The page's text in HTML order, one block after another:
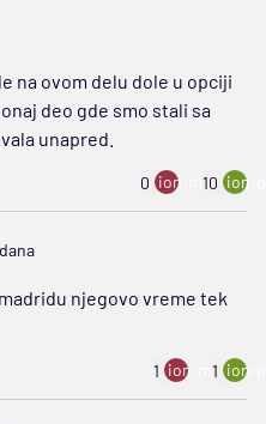
na ovom delu dole u opciji
deo gde smo stali sa
unapred.
0 ion:minus
10
njegovo vreme tek
1 ion:minus
1